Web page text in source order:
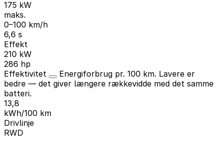
175 kW
maks.
0–100 km/h
6,6 s
Effekt
210 kW
286 hp
Effektivitet
Energiforbrug pr. 100 km. Lavere er
bedre — det giver længere rækkevidde med det samme
batteri.
13,8
kWh/100 km
Drivlinje
RWD